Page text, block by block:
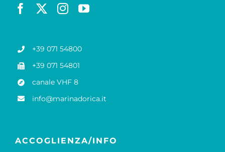
+39 071 54800
+39 071 54801
canale VHF 8
info@marinadorica.it
ACCOGLIENZA/INFO